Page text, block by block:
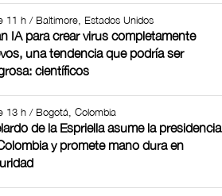
11 h / Baltimore, Estados Unidos
IA para crear virus completamente
una tendencia que podría ser
científicos
13 h / Bogotá, Colombia
de la Espriella asume la presidencia
y promete mano dura en